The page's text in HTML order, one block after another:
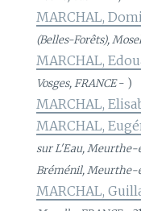
MARCHAL,
(Belles-Forêts),
MARCHAL,
Vosges, FRANCE- )
MARCHAL,
MARCHAL,
sur L'Eau, Meurthe-
Bréménil, Meurthe-
MARCHAL,